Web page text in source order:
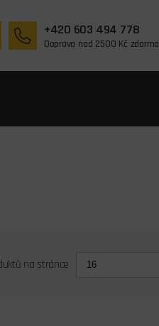
+420 603 494 778
Doprava nad 2500 Kč zdarma
na stránce